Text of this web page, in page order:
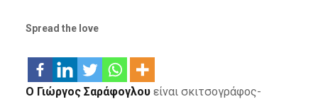
Spread the love
Ο Γιώργος Σαράφογλουείναι σκιτσογράφος-